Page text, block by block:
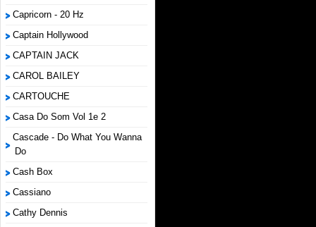
Capricorn - 20 Hz
Captain Hollywood
CAPTAIN JACK
CAROL BAILEY
CARTOUCHE
Casa Do Som Vol 1e 2
Cascade - Do What You Wanna
Do
Cash Box
Cassiano
Cathy Dennis